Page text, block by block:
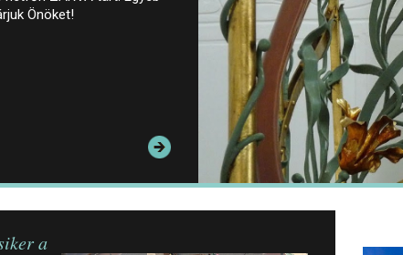
Önöket!
a